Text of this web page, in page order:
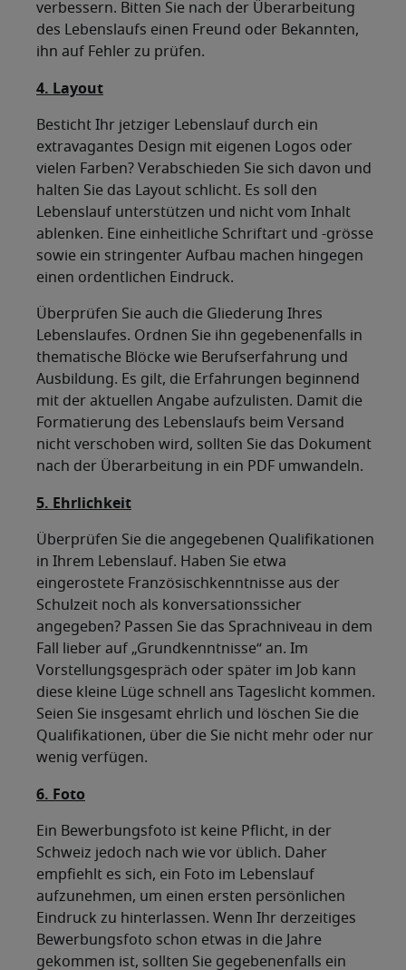
verbessern. Bitten Sie nach der Überarbeitung
des Lebenslaufs einen Freund oder Bekannten,
ihn auf Fehler zu prüfen.
4. Layout
Besticht Ihr jetziger Lebenslauf durch ein
extravagantes Design mit eigenen Logos oder
vielen Farben? Verabschieden Sie sich davon und
halten Sie das Layout schlicht. Es soll den
Lebenslauf unterstützen und nicht vom Inhalt
ablenken. Eine einheitliche Schriftart und -grösse
sowie ein stringenter Aufbau machen hingegen
einen ordentlichen Eindruck.
Überprüfen Sie auch die Gliederung Ihres
Lebenslaufes. Ordnen Sie ihn gegebenenfalls in
thematische Blöcke wie Berufserfahrung und
Ausbildung. Es gilt, die Erfahrungen beginnend
mit der aktuellen Angabe aufzulisten. Damit die
Formatierung des Lebenslaufs beim Versand
nicht verschoben wird, sollten Sie das Dokument
nach der Überarbeitung in ein PDF umwandeln.
5. Ehrlichkeit
Überprüfen Sie die angegebenen Qualifikationen
in Ihrem Lebenslauf. Haben Sie etwa
eingerostete Französischkenntnisse aus der
Schulzeit noch als konversationssicher
angegeben? Passen Sie das Sprachniveau in dem
Fall lieber auf „Grundkenntnisse“ an. Im
Vorstellungsgespräch oder später im Job kann
diese kleine Lüge schnell ans Tageslicht kommen.
Seien Sie insgesamt ehrlich und löschen Sie die
Qualifikationen, über die Sie nicht mehr oder nur
wenig verfügen.
6. Foto
Ein Bewerbungsfoto ist keine Pflicht, in der
Schweiz jedoch nach wie vor üblich. Daher
empfiehlt es sich, ein Foto im Lebenslauf
aufzunehmen, um einen ersten persönlichen
Eindruck zu hinterlassen. Wenn Ihr derzeitiges
Bewerbungsfoto schon etwas in die Jahre
gekommen ist, sollten Sie gegebenenfalls ein